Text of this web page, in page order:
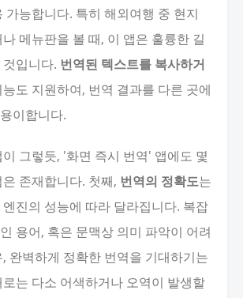
가능합니다. 특히 해외여행 중 현지
메뉴판을 볼 때, 이 앱은 훌륭한 길
입니다. 번역된 텍스트를 복사하거
도 지원하여, 번역 결과를 다른 곳에
이합니다.
그렇듯, '화면 즉시 번역' 앱에도 몇
존재합니다. 첫째, 번역의 정확도는
진의 성능에 따라 달라집니다. 복잡
용어, 혹은 문맥상 의미 파악이 어려
완벽하게 정확한 번역을 기대하기는
는 다소 어색하거나 오역이 발생할